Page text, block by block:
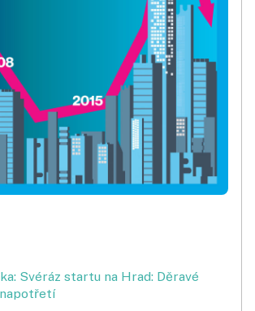
Svéráz startu na Hrad: Děravé